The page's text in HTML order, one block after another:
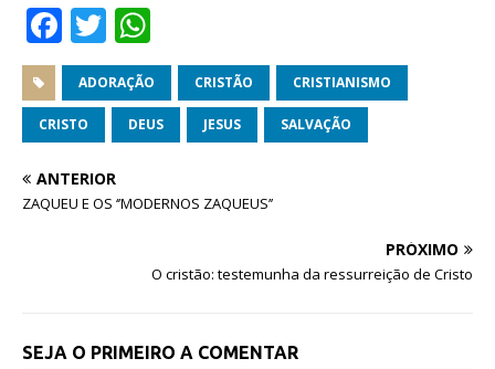
F
a
c
e
b
o
T
w
it
te
r
h
at
s
p
ADORAÇÃO CRISTÃO CRISTIANISMO
CRISTO DEUS JESUS SALVAÇÃO
ANTERIOR
ZAQUEU E OS ‘’MODERNOS ZAQUEUS’’
PRÓXIMO
O cristão: testemunha da ressurreição de Cristo
SEJA O PRIMEIRO A COMENTAR